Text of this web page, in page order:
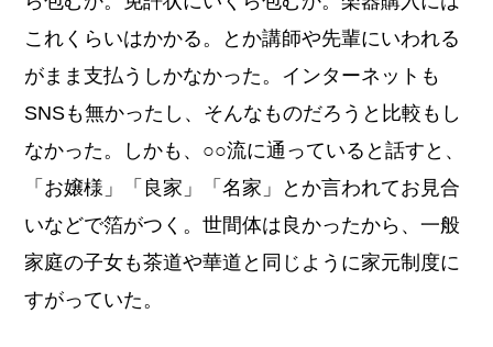
これくらいはかかる。とか講師や先輩にいわれる
がまま支払うしかなかった。インターネットも
SNSも無かったし、そんなものだろうと比較もし
なかった。しかも、○○流に通っていると話すと、
「お嬢様」「良家」「名家」とか言われてお見合
いなどで箔がつく。世間体は良かったから、一般
家庭の子女も茶道や華道と同じように家元制度に
すがっていた。